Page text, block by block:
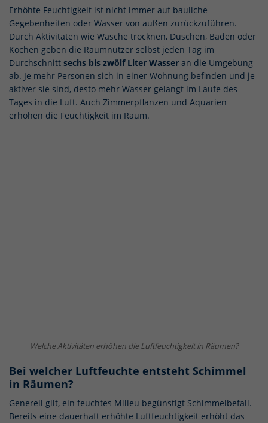
Erhöhte Feuchtigkeit ist nicht immer auf bauliche
Gegebenheiten oder Wasser von außen zurückzuführen.
Durch Aktivitäten wie Wäsche trocknen, Duschen, Baden oder
Kochen geben die Raumnutzer selbst jeden Tag im
Durchschnitt sechs bis zwölf Liter Wasser an die Umgebung
ab. Je mehr Personen sich in einer Wohnung befinden und je
aktiver sie sind, desto mehr Wasser gelangt im Laufe des
Tages in die Luft. Auch Zimmerpflanzen und Aquarien
erhöhen die Feuchtigkeit im Raum.
Welche Aktivitäten erhöhen die Luftfeuchtigkeit in Räumen?
Bei welcher Luftfeuchte entsteht Schimmel
in Räumen?
Generell gilt, ein feuchtes Milieu begünstigt Schimmelbefall.
Bereits eine dauerhaft erhöhte Luftfeuchtigkeit erhöht das